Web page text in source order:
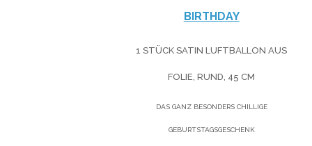
BIRTHDAY
1 STÜCK SATIN LUFTBALLON AUS
FOLIE, RUND, 45 CM
DAS GANZ BESONDERS CHILLIGE
GEBURTSTAGSGESCHENK